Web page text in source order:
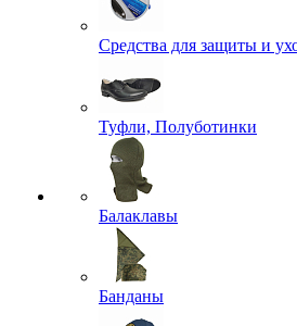
Средства для защиты и
Туфли, Полуботинки
Балаклавы
Банданы